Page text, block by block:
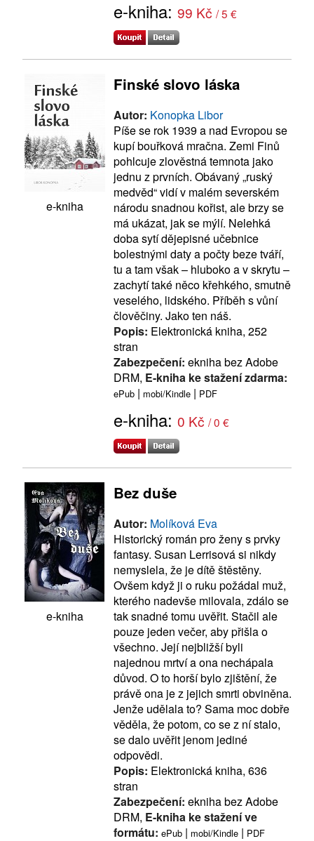
e-kniha: 99 Kč / 5 €
e-kniha
Finské slovo láska
Autor: Konopka Libor
Píše se rok 1939 a nad Evropou se
kupí bouřková mračna. Zemi Finů
pohlcuje zlověstná temnota jako
jednu z prvních. Obávaný „ruský
medvěd“ vidí v malém severském
národu snadnou kořist, ale brzy se
má ukázat, jak se mýlí. Nelehká
doba sytí dějepisné učebnice
bolestnými daty a počty beze tváří,
tu a tam však – hluboko a v skrytu –
zachytí také něco křehkého, smutně
veselého, lidského. Příběh s vůní
člověčiny. Jako ten náš.
Popis: Elektronická kniha, 252
stran
Zabezpečení: ekniha bez Adobe
DRM, E-kniha ke stažení zdarma:
ePub | mobi/Kindle | PDF
e-kniha: 0 Kč / 0 €
e-kniha
Bez duše
Autor: Molíková Eva
Historický román pro ženy s prvky
fantasy. Susan Lerrisová si nikdy
nemyslela, že je dítě štěstěny.
Ovšem když ji o ruku požádal muž,
kterého nadevše milovala, zdálo se
tak snadné tomu uvěřit. Stačil ale
pouze jeden večer, aby přišla o
všechno. Její nejbližší byli
najednou mrtví a ona nechápala
důvod. O to horší bylo zjištění, že
právě ona je z jejich smrti obviněna.
Jenže udělala to? Sama moc dobře
věděla, že potom, co se z ní stalo,
se dalo uvěřit jenom jediné
odpovědi.
Popis: Elektronická kniha, 636
stran
Zabezpečení: ekniha bez Adobe
DRM, E-kniha ke stažení ve
formátu: ePub | mobi/Kindle | PDF